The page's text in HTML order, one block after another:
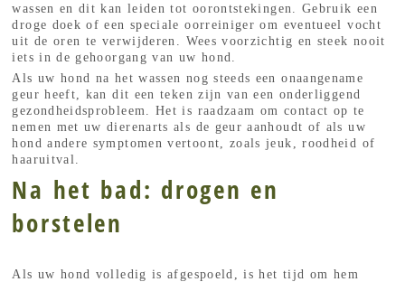
wassen en dit kan leiden tot oorontstekingen. Gebruik een
droge doek of een speciale oorreiniger om eventueel vocht
uit de oren te verwijderen. Wees voorzichtig en steek nooit
iets in de gehoorgang van uw hond.
Als uw hond na het wassen nog steeds een onaangename
geur heeft, kan dit een teken zijn van een onderliggend
gezondheidsprobleem. Het is raadzaam om contact op te
nemen met uw dierenarts als de geur aanhoudt of als uw
hond andere symptomen vertoont, zoals jeuk, roodheid of
haaruitval.
Na het bad: drogen en
borstelen
Als uw hond volledig is afgespoeld, is het tijd om hem